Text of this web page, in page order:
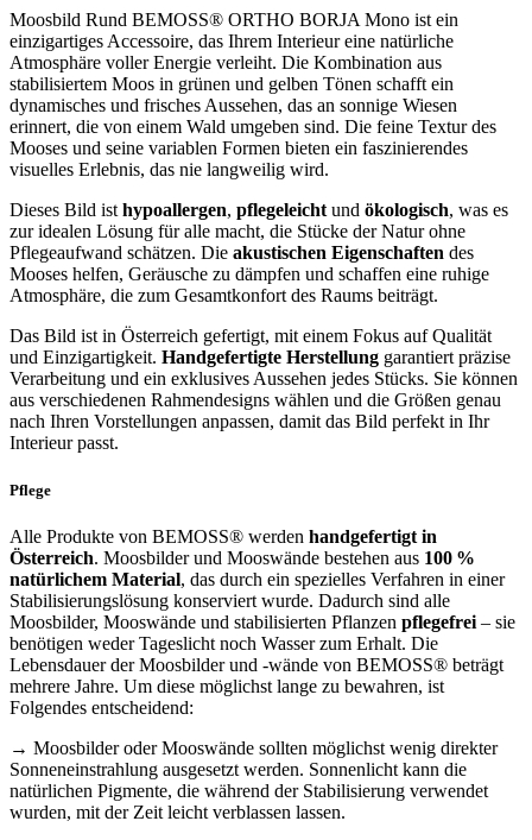
Moosbild Rund BEMOSS® ORTHO BORJA Mono ist ein
einzigartiges Accessoire, das Ihrem Interieur eine natürliche
Atmosphäre voller Energie verleiht. Die Kombination aus
stabilisiertem Moos in grünen und gelben Tönen schafft ein
dynamisches und frisches Aussehen, das an sonnige Wiesen
erinnert, die von einem Wald umgeben sind. Die feine Textur des
Mooses und seine variablen Formen bieten ein faszinierendes
visuelles Erlebnis, das nie langweilig wird.
Dieses Bild ist hypoallergen, pflegeleicht und ökologisch, was es
zur idealen Lösung für alle macht, die Stücke der Natur ohne
Pflegeaufwand schätzen. Die akustischen Eigenschaften des
Mooses helfen, Geräusche zu dämpfen und schaffen eine ruhige
Atmosphäre, die zum Gesamtkonfort des Raums beiträgt.
Das Bild ist in Österreich gefertigt, mit einem Fokus auf Qualität
und Einzigartigkeit. Handgefertigte Herstellung garantiert präzise
Verarbeitung und ein exklusives Aussehen jedes Stücks. Sie können
aus verschiedenen Rahmendesigns wählen und die Größen genau
nach Ihren Vorstellungen anpassen, damit das Bild perfekt in Ihr
Interieur passt.
Pflege
Alle Produkte von BEMOSS® werden handgefertigt in
Österreich. Moosbilder und Mooswände bestehen aus 100 %
natürlichem Material, das durch ein spezielles Verfahren in einer
Stabilisierungslösung konserviert wurde. Dadurch sind alle
Moosbilder, Mooswände und stabilisierten Pflanzen pflegefrei – sie
benötigen weder Tageslicht noch Wasser zum Erhalt. Die
Lebensdauer der Moosbilder und -wände von BEMOSS® beträgt
mehrere Jahre. Um diese möglichst lange zu bewahren, ist
Folgendes entscheidend:
→ Moosbilder oder Mooswände sollten möglichst wenig direkter
Sonneneinstrahlung ausgesetzt werden. Sonnenlicht kann die
natürlichen Pigmente, die während der Stabilisierung verwendet
wurden, mit der Zeit leicht verblassen lassen.